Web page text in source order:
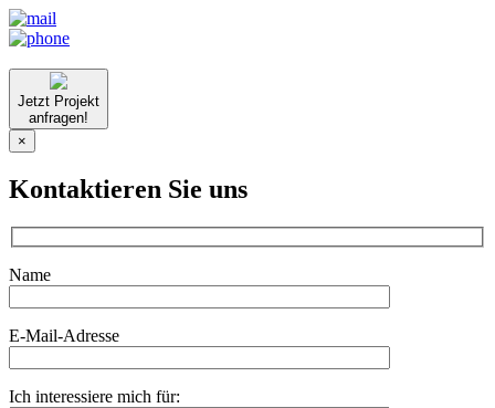
Jetzt Projekt
anfragen!
×
Kontaktieren Sie uns
Name
E-Mail-Adresse
Ich interessiere mich für: